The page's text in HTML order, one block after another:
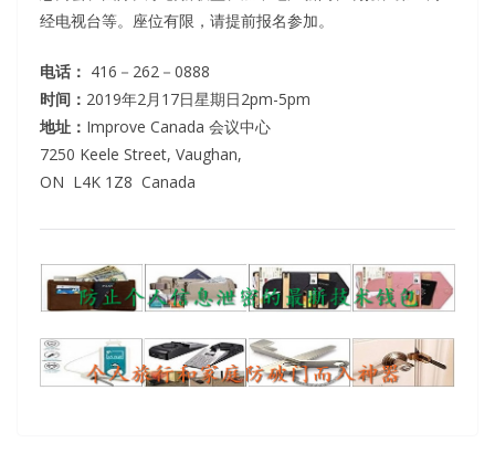
经电视台等。座位有限，请提前报名参加。
电话： 416－262－0888
时间： 2019年2月17日星期日2pm-5pm
地址： Improve Canada 会议中心
7250 Keele Street, Vaughan,
ON L4K 1Z8 Canada